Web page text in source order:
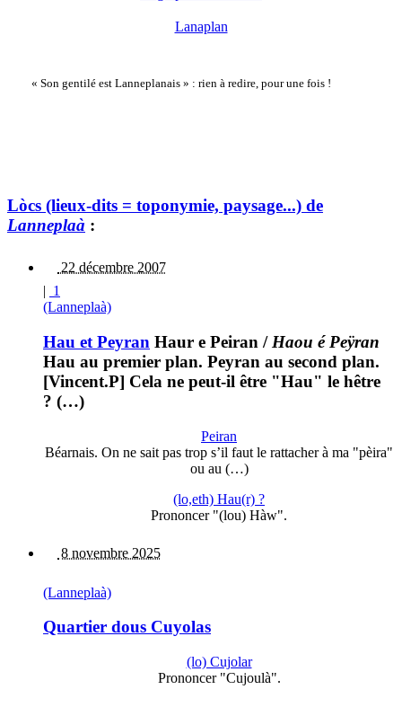
Lanaplan
« Son gentilé est Lanneplanais » : rien à redire, pour une fois !
Lòcs (lieux-dits = toponymie, paysage...) de
Lanneplaà :
22 décembre 2007
| 1
(Lanneplaà)
Hau et Peyran Haur e Peiran / Haou é Peÿran
Hau au premier plan. Peyran au second plan.
[Vincent.P] Cela ne peut-il être "Hau" le hêtre
? (…)
Peiran
Béarnais. On ne sait pas trop s’il faut le rattacher à ma "pèira"
ou au (…)
(lo,eth) Hau(r) ?
Prononcer "(lou) Hàw".
8 novembre 2025
(Lanneplaà)
Quartier dous Cuyolas
(lo) Cujolar
Prononcer "Cujoulà".